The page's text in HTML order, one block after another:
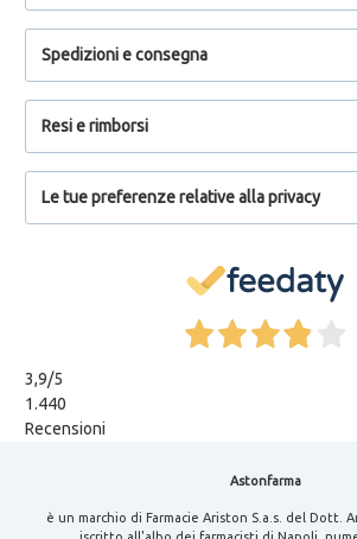
Spedizioni e consegna
Resi e rimborsi
Le tue preferenze relative alla privacy
3,9/5
1.440
Recensioni
Astonfarma
è un marchio di Farmacie Ariston S.a.s. del Dott.